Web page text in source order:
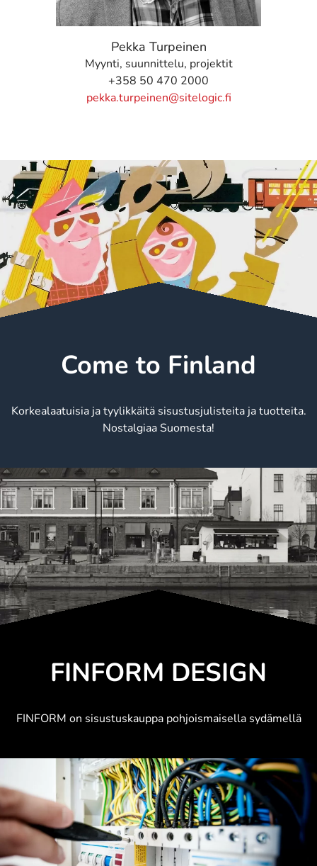
Pekka Turpeinen
Myynti, suunnittelu, projektit
+358 50 470 2000
pekka.turpeinen@sitelogic.fi
Come to Finland
Korkealaatuisia ja tyylikkäitä sisustusjulisteita ja tuotteita.
Nostalgiaa Suomesta!
FINFORM DESIGN
FINFORM on sisustuskauppa pohjoismaisella sydämellä